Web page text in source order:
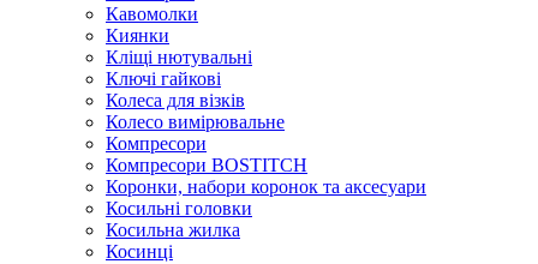
Кавомолки
Киянки
Кліщі нютувальні
Ключі гайкові
Колеса для візків
Колесо вимірювальне
Компресори
Компресори BOSTITCH
Коронки, набори коронок та аксесуари
Косильні головки
Косильна жилка
Косинці